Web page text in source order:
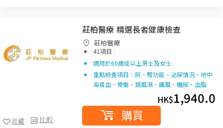
比較
收藏
莊柏醫療 精選長者健康檢查
莊柏醫療
41項目 |
適用於60歲或以上男士及女士
重點檢查項目：肝、腎功能、泌尿情況、地中
海貧血、骨骼、類風濕、痛風、糖尿、血脂
HK$1,940.0
購買